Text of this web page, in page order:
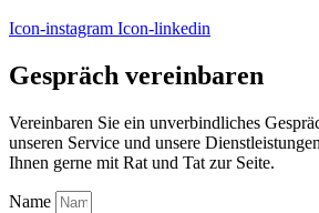
Icon-instagram Icon-linkedin
Gespräch vereinbaren
Vereinbaren Sie ein unverbindliches
unseren Service und unsere
Ihnen gerne mit Rat und Tat zur Seite.
Name